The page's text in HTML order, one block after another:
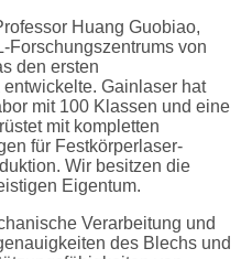
Huang Guobiao,
Forschungszentrums von
den ersten
Gainlaser hat
mit 100 Klassen und eine
mit kompletten
für Festkörperlaser-
Wir besitzen die
Eigentum.
Verarbeitung und
des Blechs und